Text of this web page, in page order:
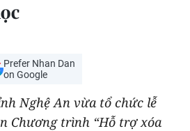
Prefer Nhan Dan
on Google
Nghệ An vừa tổ chức lễ
Chương trình “Hỗ trợ xóa